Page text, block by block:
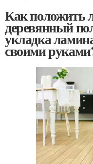
Как положить
деревянный
укладка
своими